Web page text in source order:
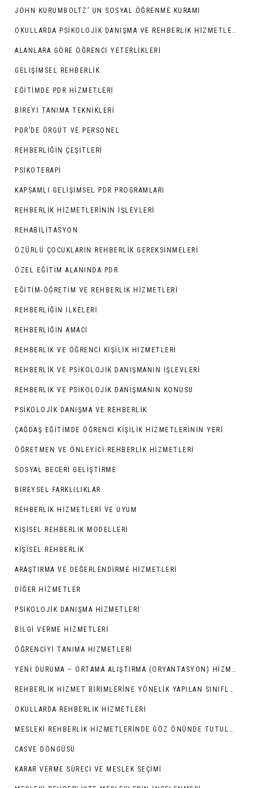
JOHN KURUMBOLTZ’ UN SOSYAL ÖĞRENME KURAMI
OKULLARDA PSIKOLOJIK DANIŞMA VE REHBERLIK HIZMETLERI
ALANLARA GÖRE ÖĞRENCI YETERLIKLERI
GELIŞIMSEL REHBERLIK
EĞITIMDE PDR HIZMETLERI
BIREYI TANIMA TEKNIKLERI
PDR’DE ÖRGÜT VE PERSONEL
REHBERLIĞIN ÇEŞITLERI
PSIKOTERAPI
KAPSAMLI GELIŞIMSEL PDR PROGRAMLARI
REHBERLIK HIZMETLERININ İŞLEVLERI
REHABILITASYON
ÖZÜRLÜ ÇOCUKLARIN REHBERLIK GEREKSINMELERI
ÖZEL EĞITIM ALANINDA PDR
EĞITIM-ÖĞRETIM VE REHBERLIK HIZMETLERI
REHBERLIĞIN İLKELERI
REHBERLIĞIN AMACI
REHBERLİK VE ÖĞRENCİ KİŞİLİK HİZMETLERİ
REHBERLIK VE PSIKOLOJIK DANIŞMANIN İŞLEVLERI
REHBERLIK VE PSIKOLOJIK DANIŞMANIN KONUSU
PSIKOLOJIK DANIŞMA VE REHBERLIK
ÇAĞDAŞ EĞITIMDE ÖĞRENCI KIŞILIK HIZMETLERININ YERI
ÖĞRETMEN VE ÖNLEYİCİ REHBERLİK HİZMETLERİ
SOSYAL BECERİ GELİŞTİRME
BIREYSEL FARKLILIKLAR
REHBERLİK HİZMETLERİ VE UYUM
KİŞİSEL REHBERLİK MODELLERİ
KİŞİSEL REHBERLİK
ARAŞTIRMA VE DEĞERLENDIRME HIZMETLERI
DIĞER HIZMETLER
PSIKOLOJIK DANIŞMA HIZMETLERI
BILGI VERME HIZMETLERI
ÖĞRENCIYI TANIMA HIZMETLERI
YENI DURUMA – ORTAMA ALIŞTIRMA (ORYANTASYON) HIZMETLERI
REHBERLIK HIZMET BIRIMLERINE YÖNELIK YAPILAN SINIFLAMALAR
OKULLARDA REHBERLİK HİZMETLERİ
MESLEKI REHBERLIK HIZMETLERINDE GÖZ ÖNÜNDE TUTULMASI GEREKEN NOKTALAR
CASVE DÖNGÜSÜ
KARAR VERME SÜRECI VE MESLEK SEÇIMI